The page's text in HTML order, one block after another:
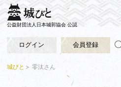
公益財団法人日本城郭協会 公認
ログイン 会員登録
城びと 零汰さん